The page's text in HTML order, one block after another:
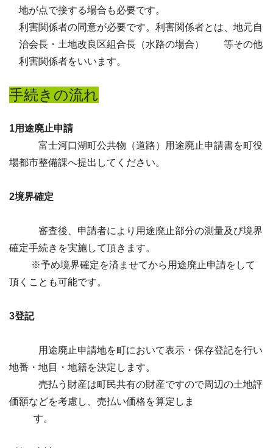
地が点で接する場合も必要です。
利害関係者の同意が必要です。利害関係者とは、地元自
治会長・土地改良区組合長（水路の場合） 等その他
利害関係者をいいます。
手続きの流れ
1用途廃止申請
富士河口湖町公共物（道路）用途廃止申請書を町役
場都市整備課へ提出してください。
2境界確定
審査後、申請者により用途廃止部分の測量及び境界
確定手続きを実施して頂きます。
※予め境界確定を済ませてから用途廃止申請をして
頂くことも可能です。
3登記
用途廃止申請地を町において表示・保存登記を行い
地番・地目・地籍を決定します。
売払う財産は町民共有の財産ですので周辺の土地評
価額などを考慮し、売払い価格を算定しま
す。